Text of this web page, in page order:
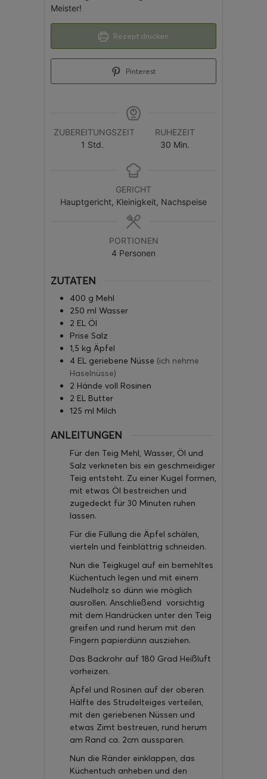
Meister!
Rezept drucken
Pinterest
ZUBEREITUNGSZEIT
1 Std.
RUHEZEIT
30 Min.
GERICHT
Hauptgericht, Kleinigkeit, Nachspeise
PORTIONEN
4 Personen
ZUTATEN
400 g Mehl
250 ml Wasser
2 EL Öl
Prise Salz
1,5 kg Äpfel
4 EL geriebene Nüsse (ich nehme
Haselnüsse)
2 Hände voll Rosinen
2 EL Butter
125 ml Milch
ANLEITUNGEN
Für den Teig Mehl, Wasser, Öl und
Salz verkneten bis ein geschmeidiger
Teig entsteht. Zu einer Kugel formen,
mit etwas Öl bestreichen und
zugedeckt für 30 Minuten ruhen
lassen.
Für die Füllung die Äpfel schälen,
vierteln und feinblättrig schneiden.
Nun die Teigkugel auf ein bemehltes
Küchentuch legen und mit einem
Nudelholz so dünn wie möglich
ausrollen. Anschließend vorsichtig
mit dem Handrücken unter den Teig
greifen und rund herum mit den
Fingern papierdünn ausziehen.
Das Backrohr auf 180 Grad Heißluft
vorheizen.
Äpfel und Rosinen auf der oberen
Hälfte des Strudelteiges verteilen,
mit den geriebenen Nüssen und
etwas Zimt bestreuen, rund herum
am Rand ca. 2cm aussparen.
Nun die Ränder einklappen, das
Küchentuch anheben und den